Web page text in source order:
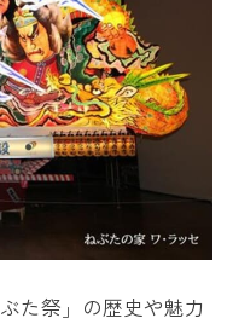
た祭」の歴史や魅力